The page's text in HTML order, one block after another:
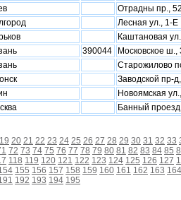
Отрадны пр., 52
Лесная ул., 1-Е
Каштановая
390044 Московское ш.,
Старожилово
Заводской пр-
Новоямская
Банный
19 20 21 22 23 24 25 26 27 28 29 30 31 32 33
72 73 74 75 76 77 78 79 80 81 82 83 84 85
118 119 120 121 122 123 124 125 126 127
155 156 157 158 159 160 161 162 163 164
192 193 194 195